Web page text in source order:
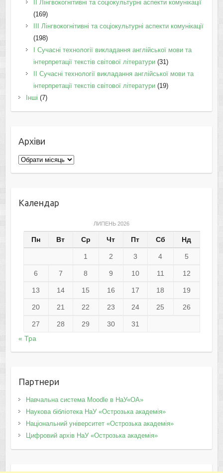
IІ Лінгвокогнітивні та соціокультурні аспекти комунікації
(169)
IІI Лінгвокогнітивні та соціокультурні аспекти комунікації
(198)
I Cучасні технології викладання англійської мови та
інтерпретації текстів світової літератури(31)
II Cучасні технології викладання англійської мови та
інтерпретації текстів світової літератури(19)
Інші (7)
Архіви
Архіви
Календар
ЛИПЕНЬ 2026
Пн Вт Ср Чт Пт Сб Нд
1 2 3 4 5
6 7 8 9 10 11 12
13 14 15 16 17 18 19
20 21 22 23 24 25 26
27 28 29 30
31
« Тра
Партнери
Навчальна система Moodle в НаУ«ОА»
Наукова бібліотека НаУ «Острозька академія»
Національний університет «Острозька академія»
Цифровий архів НаУ «Острозька академія»